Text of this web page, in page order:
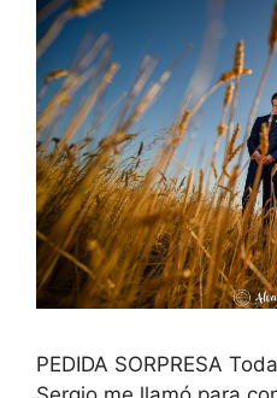
PEDIDA SORPRESA